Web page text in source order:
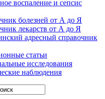
воспаление и сепсис
болезней от А до Я
лекарств от А до Я
адресный справочник
статьи
исследования
наблюдения